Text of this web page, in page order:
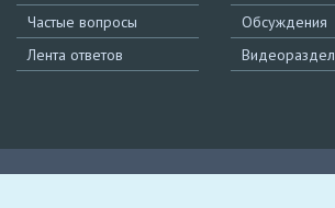
Частые вопросы
Лента ответов
Обсуждения
Видеораздел